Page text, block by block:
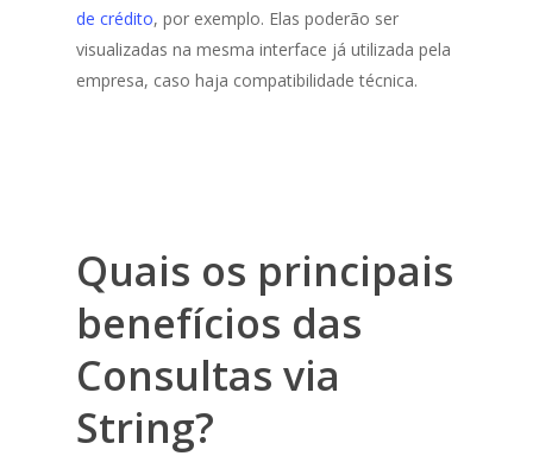
de crédito, por exemplo. Elas poderão ser
visualizadas na mesma interface já utilizada pela
empresa, caso haja compatibilidade técnica.
Quais os principais
benefícios das
Consultas via
String?